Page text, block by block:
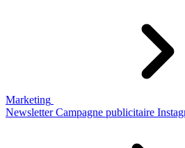
Marketing
Newsletter Campagne publicitaire